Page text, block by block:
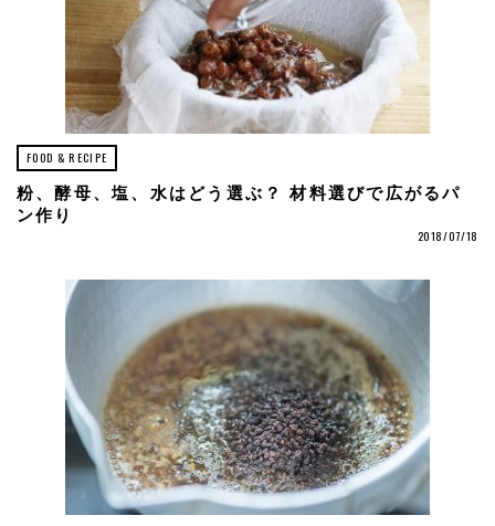
FOOD & RECIPE
粉、酵母、塩、水はどう選ぶ？ 材料選びで広がるパ
ン作り
2018/07/18